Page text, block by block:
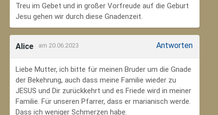
Treu im Gebet und in großer Vorfreude auf die Geburt
Jesu gehen wir durch diese Gnadenzeit.
Alice am 20.06.2023 Antworten
Liebe Mutter, ich bitte für meinen Bruder um die Gnade
der Bekehrung, auch dass meine Familie wieder zu
JESUS und Dir zurückkehrt und es Friede wird in meiner
Familie. Für unseren Pfarrer, dass er marianisch werde.
Dass ich weniger Schmerzen habe.